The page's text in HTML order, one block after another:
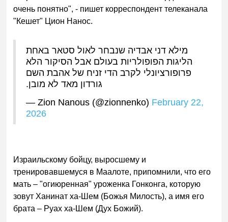
очень понятно", - пишет корреспондент телеканала
"Кешет" Цион Нанос.
מילא דני אבדיה שנבחר לאול סטאר באחת
הליגות הפופולריות בעולם אבל הסיקור הלא
פרופורציונלי לקרב הדי זניח של אהבת השם
גורדון מאד לא מובן.
— Zion Nanous (@zionnenko) February 22,
2026
Израильскому бойцу, выросшему и
тренировавшемуся в Маалоте, припомнили, что его
мать – "огиюренная" уроженка Гонконга, которую
зовут Ханинат ха-Шем (Божья Милость), а имя его
брата – Руах ха-Шем (Дух Божий).